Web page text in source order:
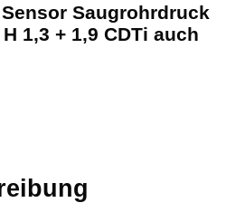
Sensor Saugrohrdruck
1,3 + 1,9 CDTi auch